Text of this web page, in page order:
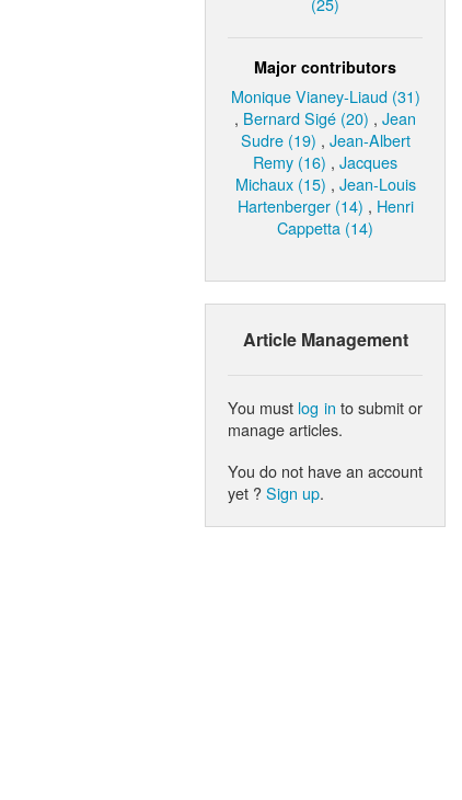
Major contributors
Monique Vianey-Liaud (31)
, Bernard Sigé (20) , Jean
Sudre (19) , Jean-Albert
Remy (16) , Jacques
Michaux (15) , Jean-Louis
Hartenberger (14) , Henri
Cappetta (14)
Article Management
You must log in to submit or
manage articles.
You do not have an account
yet ?Sign up.